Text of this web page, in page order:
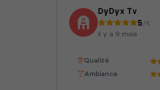
DyDyx Tv
5/5
il y a 9 mois
Qualité
Ambiance